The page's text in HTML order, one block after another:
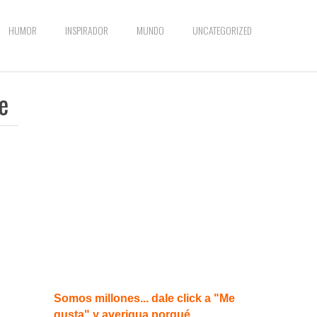
HUMOR INSPIRADOR MUNDO UNCATEGORIZED
Somos millones... dale click a "Me
gusta" y averigua porqué